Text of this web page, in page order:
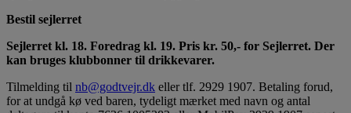
Bestil sejlerret
Sejlerret kl. 18. Foredrag kl. 19. Pris kr. 50,- for Sejlerret. Der
kan bruges klubbonner til drikkevarer.
Tilmelding til nb@godtvejr.dk eller tlf. 2929 1907. Betaling forud,
for at undgå kø ved baren, tydeligt mærket med navn og antal